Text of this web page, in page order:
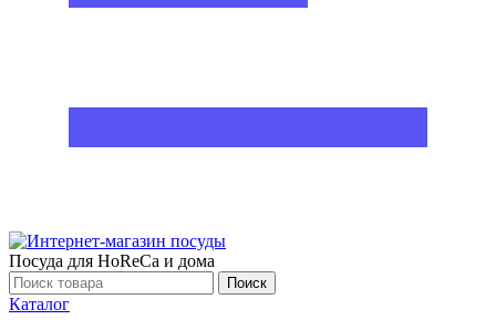
Посуда для HoReCa и дома
Поиск
Каталог